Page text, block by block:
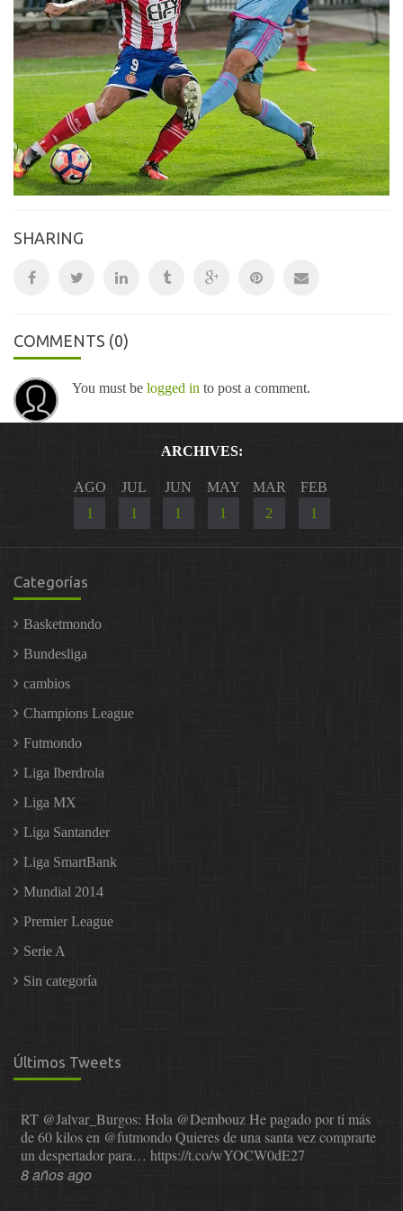
SHARING
COMMENTS (0)
You must be logged in to post a comment.
ARCHIVES:
AGO
1
JUL
1
JUN
1
MAY
1
MAR
2
FEB
1
Categorías
Basketmondo
Bundesliga
cambios
Champions League
Futmondo
Liga Iberdrola
Liga MX
Liga Santander
Liga SmartBank
Mundial 2014
Premier League
Serie A
Sin categoría
Últimos Tweets
RT @Jalvar_Burgos: Hola @DembouzHe pagado por ti más
de 60 kilos en @futmondoQuieres de una santa vez comprarte
un despertador para… https://t.co/wYOCW0dE27
8 años ago